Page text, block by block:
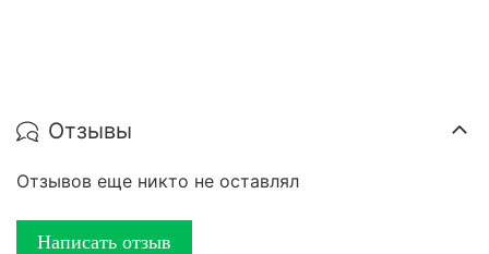
Отзывы
Отзывов еще никто не оставлял
Написать отзыв